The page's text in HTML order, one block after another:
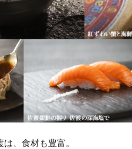
、食材も豊富。